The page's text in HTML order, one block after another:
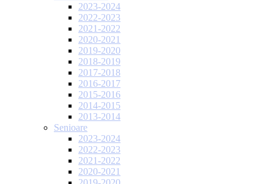
2023-2024
2022-2023
2021-2022
2020-2021
2019-2020
2018-2019
2017-2018
2016-2017
2015-2016
2014-2015
2013-2014
Senioare
2023-2024
2022-2023
2021-2022
2020-2021